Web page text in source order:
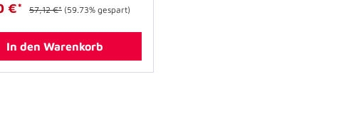
€* 57,12 €* (59.73% gespart)
In den Warenkorb